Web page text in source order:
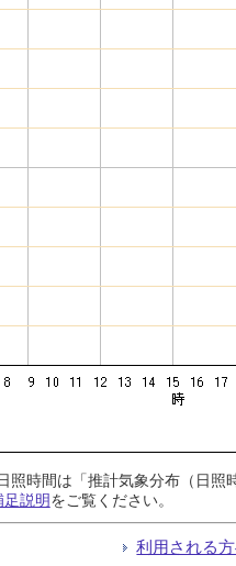
照時間は「推計気象分布（日
足説明をご覧ください。
利用される